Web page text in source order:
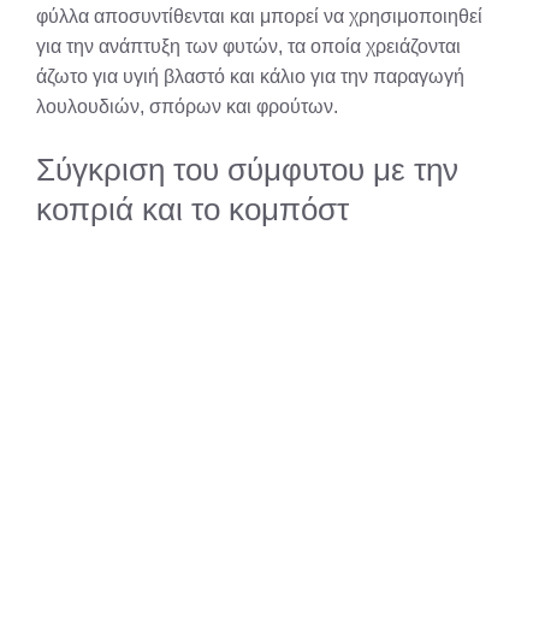
φύλλα αποσυντίθενται και μπορεί να χρησιμοποιηθεί
για την ανάπτυξη των φυτών, τα οποία χρειάζονται
άζωτο για υγιή βλαστό και κάλιο για την παραγωγή
λουλουδιών, σπόρων και φρούτων.
Σύγκριση του σύμφυτου με την
κοπριά και το κομπόστ